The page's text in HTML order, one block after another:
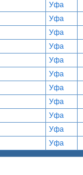
Уфа
Уфа
Уфа
Уфа
Уфа
Уфа
Уфа
Уфа
Уфа
Уфа
Уфа